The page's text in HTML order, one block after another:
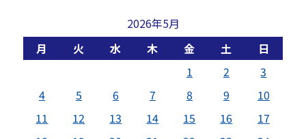
2026年5月
月
火 水 木 金 土
日
1
2
3
4
5 6 7 8 9
10
11
12 13 14 15 16
17